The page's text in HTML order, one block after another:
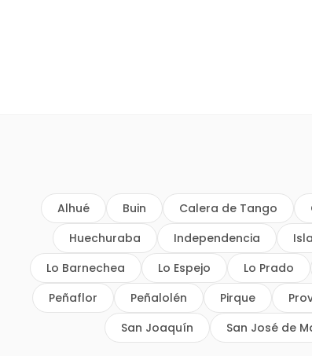
Alhué Buin Calera de Tango
Huechuraba
Independencia
Lo Barnechea
Lo Espejo Lo Prado
Peñaflor
Peñalolén Pirque
San Joaquín
San José de